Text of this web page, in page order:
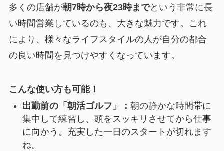
多くの店舗が朝7時から夜23時までという非常に長
い時間営業しているのも、大きな魅力です。これ
により、様々なライフスタイルの人が自分の都合
の良い時間を見つけやすくなっています。
こんな使い方も可能！
出勤前の「朝活ゴルフ」： 朝の静かな時間帯に
集中して練習し、頭をスッキリさせてから仕事
に向かう。充実した一日のスタートが切れます
ね。